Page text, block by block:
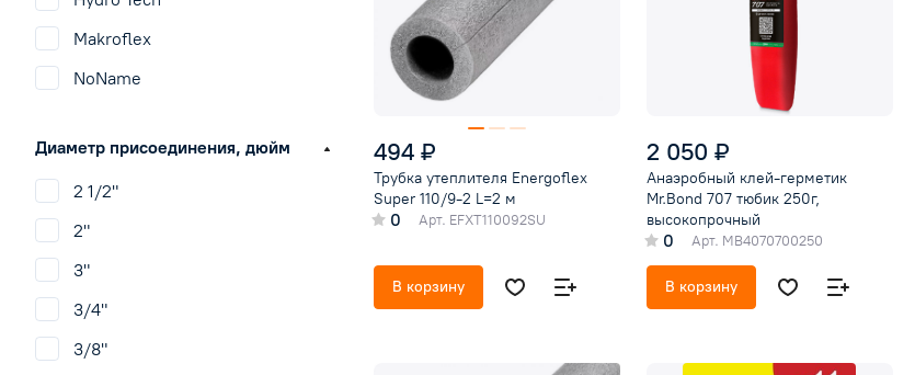
494 ₽
Трубка утеплителя Energoflex
Super 110/9-2 L=2 м
0 Арт. EFXT110092SU
В корзину
2 050 ₽
Анаэробный клей-герметик
Mr.Bond 707 тюбик 250г,
высокопрочный
0 Арт. MB4070700250
В корзину
Makroflex
NoName
Sinicon
SteelTEX
Stout
TiM
Tytan
Unipak
Диаметр присоединения, дюйм
2 1/2"
2"
3"
3/4"
3/8"